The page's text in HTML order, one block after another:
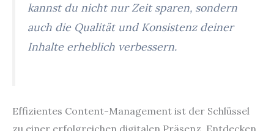
kannst du nicht nur Zeit sparen, sondern
auch die Qualität und Konsistenz deiner
Inhalte erheblich verbessern.
Effizientes Content-Management ist der Schlüssel
zu einer erfolgreichen digitalen Präsenz. Entdecken